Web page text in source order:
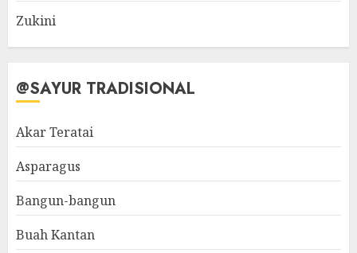
Zukini
@SAYUR TRADISIONAL
Akar Teratai
Asparagus
Bangun-bangun
Buah Kantan